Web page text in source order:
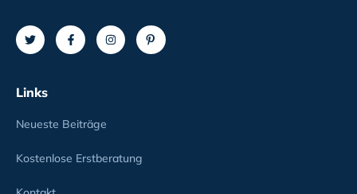
Links
Neueste Beiträge
Kostenlose Erstberatung